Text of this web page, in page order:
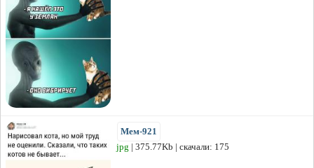
Мем-921
jpg | 375.77Kb | скачали: 175